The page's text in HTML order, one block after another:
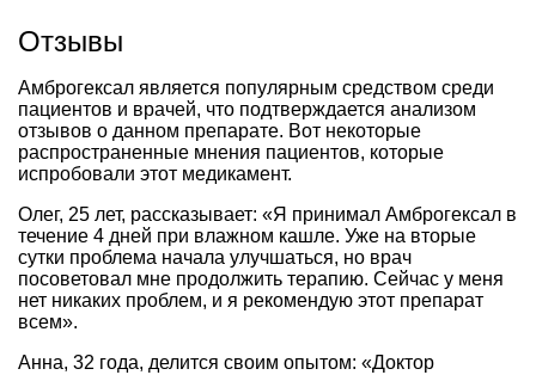
Отзывы
Амброгексал является популярным средством среди
пациентов и врачей, что подтверждается анализом
отзывов о данном препарате. Вот некоторые
распространенные мнения пациентов, которые
испробовали этот медикамент.
Олег, 25 лет, рассказывает: «Я принимал Амброгексал в
течение 4 дней при влажном кашле. Уже на вторые
сутки проблема начала улучшаться, но врач
посоветовал мне продолжить терапию. Сейчас у меня
нет никаких проблем, и я рекомендую этот препарат
всем».
Анна, 32 года, делится своим опытом: «Доктор